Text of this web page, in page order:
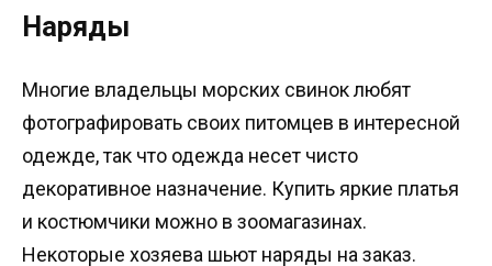
Наряды
Многие владельцы морских свинок любят
фотографировать своих питомцев в интересной
одежде, так что одежда несет чисто
декоративное назначение. Купить яркие платья
и костюмчики можно в зоомагазинах.
Некоторые хозяева шьют наряды на заказ.